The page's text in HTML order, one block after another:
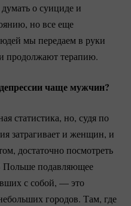
о суициде и
но все еще
мы передаем в руки
продолжают терапию.
чаще мужчин?
статистика, но, судя по
затрагивает и женщин, и
достаточно посмотреть
Польше подавляющее
с собой, — это
городов. Там, где